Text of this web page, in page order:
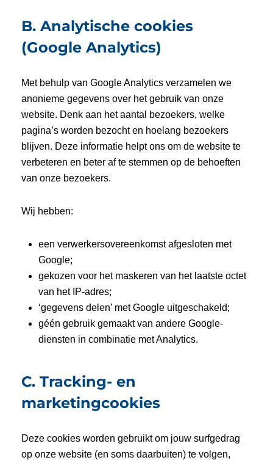
B. Analytische cookies
(Google Analytics)
Met behulp van Google Analytics verzamelen we
anonieme gegevens over het gebruik van onze
website. Denk aan het aantal bezoekers, welke
pagina’s worden bezocht en hoelang bezoekers
blijven. Deze informatie helpt ons om de website te
verbeteren en beter af te stemmen op de behoeften
van onze bezoekers.
Wij hebben:
een verwerkersovereenkomst afgesloten met
Google;
gekozen voor het maskeren van het laatste octet
van het IP-adres;
‘gegevens delen’ met Google uitgeschakeld;
géén gebruik gemaakt van andere Google-
diensten in combinatie met Analytics.
C. Tracking- en
marketingcookies
Deze cookies worden gebruikt om jouw surfgedrag
op onze website (en soms daarbuiten) te volgen,